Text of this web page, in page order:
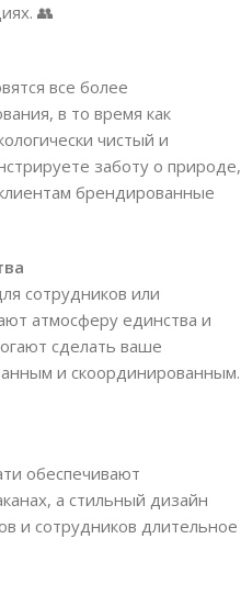
👥
все более
в то время как
чистый и
заботу о природе,
брендированные
сотрудников или
атмосферу единства и
сделать ваше
и скоординированным.
обеспечивают
а стильный дизайн
и сотрудников длительное